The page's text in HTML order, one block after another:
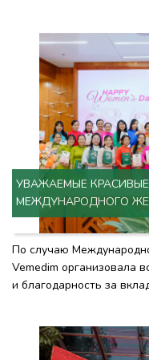
УВАЖАЕМЫЕ
МЕЖДУНАРОДНОГО
По случаю
Vemedim организовала
и благодарность за